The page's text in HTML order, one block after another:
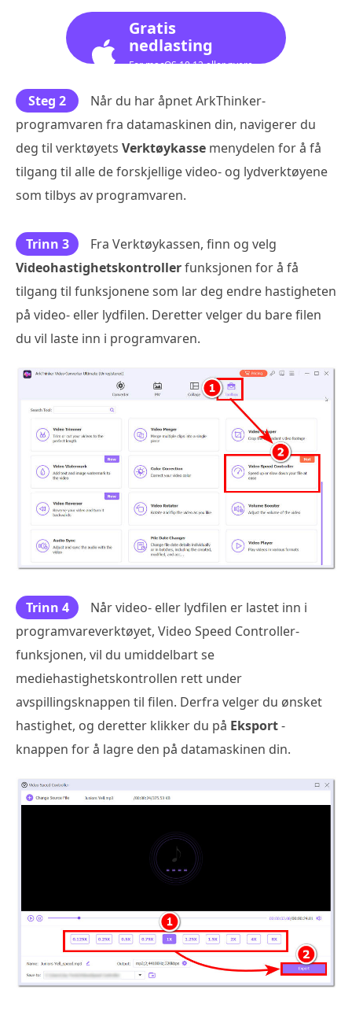
Gratis
nedlasting
For macOS 10.12 eller nyere
Steg 2
Når du har åpnet ArkThinker-
programvaren fra datamaskinen din, navigerer du
deg til verktøyets Verktøykasse menydelen for å få
tilgang til alle de forskjellige video- og lydverktøyene
som tilbys av programvaren.
Trinn 3
Fra Verktøykassen, finn og velg
Videohastighetskontrollerfunksjonen for å få
tilgang til funksjonene som lar deg endre hastigheten
på video- eller lydfilen. Deretter velger du bare filen
du vil laste inn i programvaren.
Trinn 4
Når video- eller lydfilen er lastet inn i
programvareverktøyet, Video Speed Controller-
funksjonen, vil du umiddelbart se
mediehastighetskontrollen rett under
avspillingsknappen til filen. Derfra velger du ønsket
hastighet, og deretter klikker du på Eksport-
knappen for å lagre den på datamaskinen din.